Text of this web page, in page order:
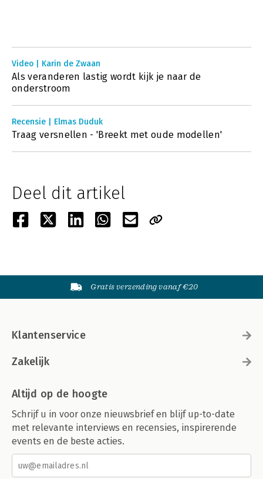
Video | Karin de Zwaan
Als veranderen lastig wordt kijk je naar de
onderstroom
Recensie | Elmas Duduk
Traag versnellen - 'Breekt met oude modellen'
Deel dit artikel
Gratis verzending vanaf €20
Klantenservice
Zakelijk
Altijd op de hoogte
Schrijf u in voor onze nieuwsbrief en blijf up-to-date
met relevante interviews en recensies, inspirerende
events en de beste acties.